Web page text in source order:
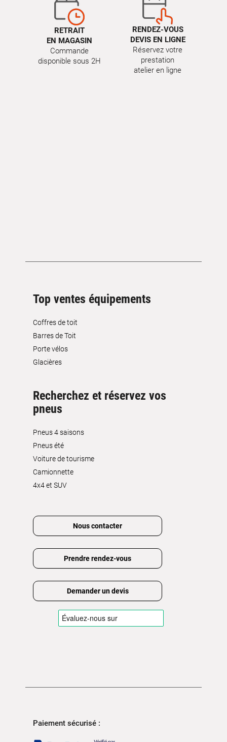
RETRAIT
EN MAGASIN
Commande
disponible sous 2H
RENDEZ-VOUS
DEVIS EN LIGNE
Réservez votre
prestation
atelier en ligne
Top ventes équipements
Coffres de toit
Barres de Toit
Porte vélos
Glacières
Recherchez et réservez vos
pneus
Pneus 4 saisons
Pneus été
Voiture de tourisme
Camionnette
4x4 et SUV
Nous contacter
Prendre rendez-vous
Demander un devis
Paiement sécurisé :